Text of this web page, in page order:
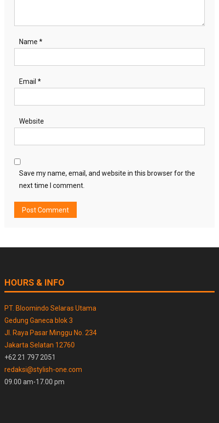
Name *
Email *
Website
Save my name, email, and website in this browser for the
next time I comment.
HOURS & INFO
PT. Bloomindo Selaras Utama
Gedung Ganeca blok 3
Jl. Raya Pasar Minggu No. 234
Jakarta Selatan 12760
+62 21 797 2051
redaksi@stylish-one.com
09.00 am-17.00 pm